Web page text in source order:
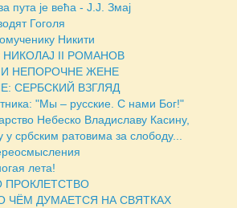
пута је већа - Ј.Ј. Змај
Гоголя
Никити
НИКОЛАЈ II РОМАНОВ
НЕПОРОЧНЕ ЖЕНЕ
СЕРБСКИЙ ВЗГЛЯД
"Мы – русские. С нами Бог!"
Небеско Владиславу Касину,
србским ратовима за слободу...
лета!
ПРОКЛЕТСТВО
ЧЁМ ДУМАЕТСЯ НА СВЯТКАХ